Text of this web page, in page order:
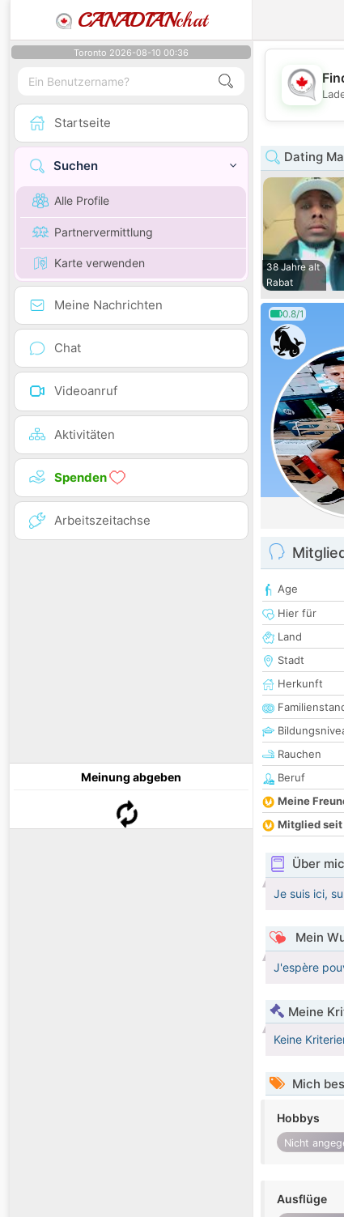
CANADIANchat
Toronto 2026-08-10 00:36
Startseite
Suchen
Alle Profile
Partnervermittlung
Karte verwenden
Meine Nachrichten
Chat
Videoanruf
Aktivitäten
Spenden
Arbeitszeitachse
Meinung abgeben
Dating
38 Jahre alt
Rabat
0.8/1
Age
Hier für
Land
Stadt
Herkunft
Rauchen
Beruf
Meine
Mitglied seit
Über
Je suis ici,
Mein
J'espère
Meine
Keine
Mich
Hobbys
Nicht
Ausflüge